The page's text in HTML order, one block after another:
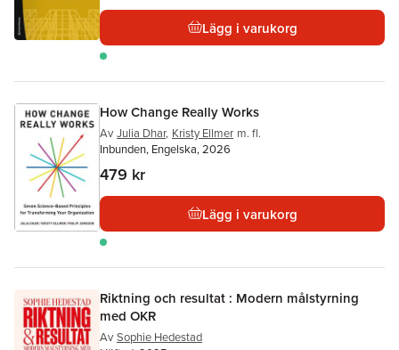
Lägg i varukorg
How Change Really Works
Av Julia Dhar, Kristy Ellmer m. fl.
Inbunden, Engelska, 2026
479 kr
Lägg i varukorg
Riktning och resultat : Modern målstyrning
med OKR
Av Sophie Hedestad